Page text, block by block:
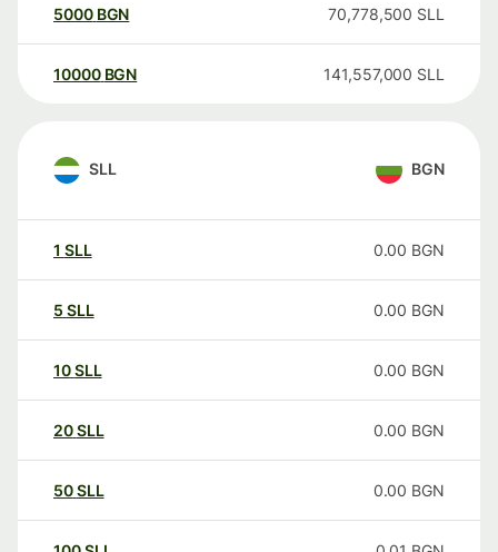
5000 BGN 70,778,500 SLL
10000 BGN 141,557,000 SLL
SLL BGN
1 SLL 0.00 BGN
5 SLL 0.00 BGN
10SLL 0.00 BGN
20SLL 0.00 BGN
50SLL 0.00 BGN